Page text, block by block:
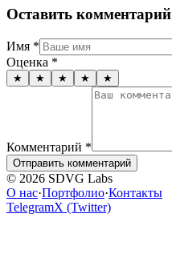
Оставить комментарий
Имя *
Оценка *
★ ★ ★ ★ ★
Комментарий *
Отправить комментарий
© 2026 SDVG Labs
О нас·Портфолио·Контакты
TelegramX (Twitter)